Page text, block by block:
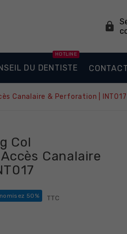

DU DENTISTE
HOTLINE
Canalaire & Perforation | INT017
Col
Canalaire
50% TTC